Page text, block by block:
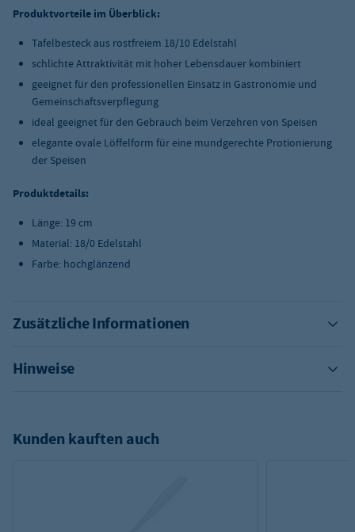
Produktvorteile im Überblick:
Tafelbesteck aus rostfreiem 18/10 Edelstahl
schlichte Attraktivität mit hoher Lebensdauer kombiniert
geeignet für den professionellen Einsatz in Gastronomie und
Gemeinschaftsverpflegung
ideal geeignet für den Gebrauch beim Verzehren von Speisen
elegante ovale Löffelform für eine mundgerechte Protionierung
der Speisen
Produktdetails:
Länge: 19 cm
Material: 18/0 Edelstahl
Farbe: hochglänzend
Zusätzliche Informationen
Hinweise
Kunden kauften auch